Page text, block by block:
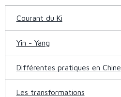
Courant du Ki
Yin - Yang
Différentes pratiques en Chine
Les transformations